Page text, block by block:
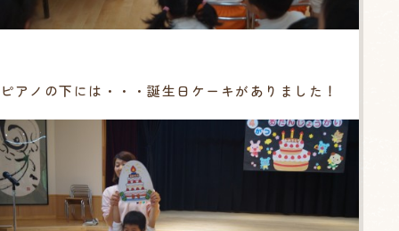
ピアノの下には・・・誕生日ケーキがありました！